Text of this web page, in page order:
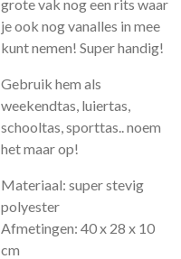
grote vak nog een rits waar
je ook nog vanalles in mee
kunt nemen! Super handig!
Gebruik hem als
weekendtas, luiertas,
schooltas, sporttas.. noem
het maar op!
Materiaal: super stevig
polyester
Afmetingen: 40 x 28 x 10
cm